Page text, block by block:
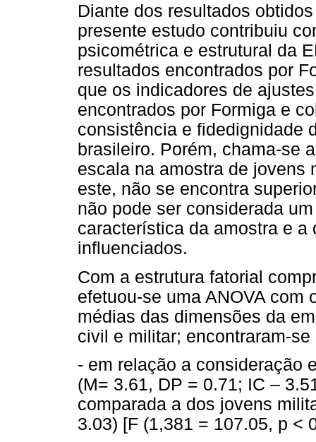
Diante dos resultados
presente estudo contribuiu
psicométrica e estrutural da
resultados encontrados por
que os indicadores de
encontrados por Formiga e
consistência e fidedignidade
brasileiro. Porém, chama-se
escala na amostra de jovens
este, não se encontra
não pode ser considerada
característica da amostra e
influenciados.
Com a estrutura fatorial
efetuou-se uma ANOVA com
médias das dimensões da
civil e militar; encontraram-
- em relação a consideração
(M= 3.61, DP = 0.71; IC –
comparada a dos jovens
3.03) [F (1,381 = 107.05, p <